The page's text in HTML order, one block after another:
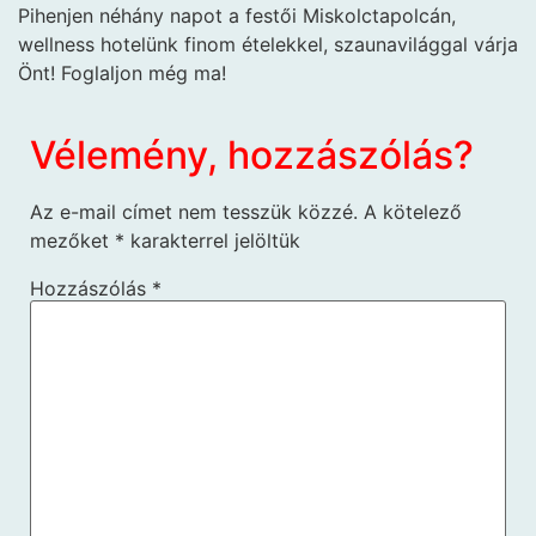
Pihenjen néhány napot a festői Miskolctapolcán,
wellness hotelünk finom ételekkel, szaunavilággal várja
Önt! Foglaljon még ma!
Vélemény, hozzászólás?
Az e-mail címet nem tesszük közzé. A kötelező
mezőket * karakterrel jelöltük
Hozzászólás *